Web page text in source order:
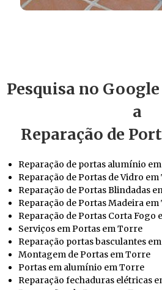
Pesquisa no
a
Reparação de
Reparação de portas alumínio
Reparação de Portas de Vidro
Reparação de Portas Blindadas
Reparação de Portas Madeira
Reparação de Portas Corta Fogo
Serviços em Portas em Torre
Reparação portas basculantes
Montagem de Portas em Torre
Portas em alumínio em Torre
Reparação fechaduras elétricas